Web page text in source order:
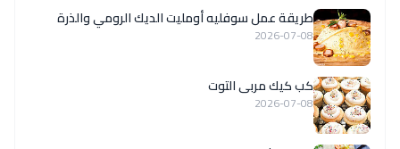
طريقة عمل سوفليه أومليت الديك الرومي والذرة
2026-07-08
كب كيك مربى التوت
2026-07-08